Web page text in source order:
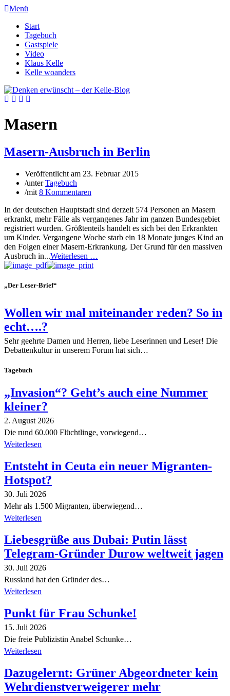
Menü
Start
Tagebuch
Gastspiele
Video
Klaus Kelle
Kelle woanders
Masern
Masern-Ausbruch in Berlin
Veröffentlicht am 23. Februar 2015
/unterTagebuch
/mit 8 Kommentaren
In der deutschen Hauptstadt sind derzeit 574 Personen an Masern
erkrankt, mehr Fälle als vergangenes Jahr im ganzen Bundesgebiet
registriert wurden. Größtenteils handelt es sich bei den Erkrankten
um Kinder. Vergangene Woche starb ein 18 Monate junges Kind an
den Folgen einer Masern-Erkrankung. Der Grund für den massiven
Ausbruch in...Weiterlesen …
„Der Leser-Brief“
Wollen wir mal miteinander reden? So in
echt….?
Sehr geehrte Damen und Herren, liebe Leserinnen und Leser! Die
Debattenkultur in unserem Forum hat sich…
Tagebuch
„Invasion“? Geht’s auch eine Nummer
kleiner?
2. August 2026
Die rund 60.000 Flüchtlinge, vorwiegend…
Weiterlesen
Entsteht in Ceuta ein neuer Migranten-
Hotspot?
30. Juli 2026
Mehr als 1.500 Migranten, überwiegend…
Weiterlesen
Liebesgrüße aus Dubai: Putin lässt
Telegram-Gründer Durow weltweit jagen
30. Juli 2026
Russland hat den Gründer des…
Weiterlesen
Punkt für Frau Schunke!
15. Juli 2026
Die freie Publizistin Anabel Schunke…
Weiterlesen
Dazugelernt: Grüner Abgeordneter kein
Wehrdienstverweigerer mehr